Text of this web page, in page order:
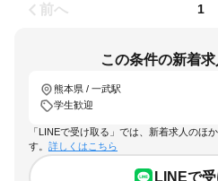
前へ 1
この条件の新着
熊本県 / 一武駅
学生歓迎
「LINEで受け取る」では、新着求人のほ
す。 詳しくはこちら
LINEで